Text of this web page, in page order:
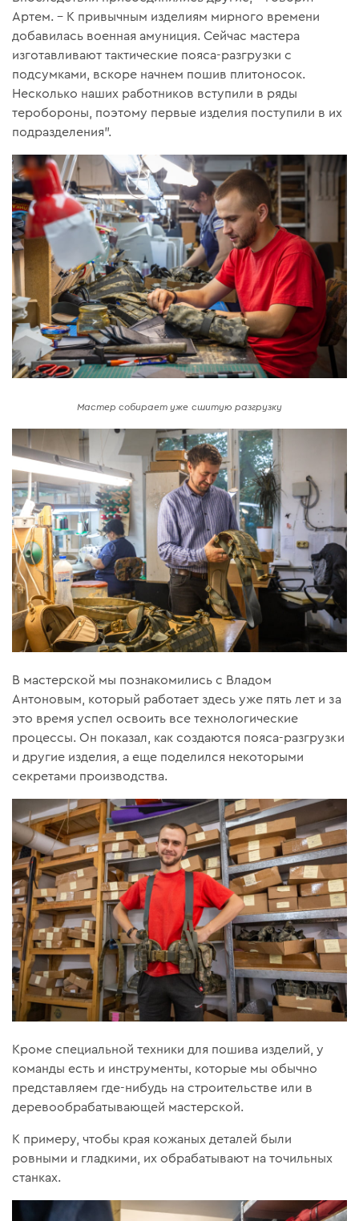
Артем. – К привычным изделиям мирного времени
добавилась военная амуниция. Сейчас мастера
изготавливают тактические пояса-разгрузки с
подсумками, вскоре начнем пошив плитоносок.
Несколько наших работников вступили в ряды
теробороны, поэтому первые изделия поступили в их
подразделения”.
Мастер собирает уже сшитую разгрузку
В мастерской мы познакомились с Владом
Антоновым, который работает здесь уже пять лет и за
это время успел освоить все технологические
процессы. Он показал, как создаются пояса-разгрузки
и другие изделия, а еще поделился некоторыми
секретами производства.
Кроме специальной техники для пошива изделий, у
команды есть и инструменты, которые мы обычно
представляем где-нибудь на строительстве или в
деревообрабатывающей мастерской.
К примеру, чтобы края кожаных деталей были
ровными и гладкими, их обрабатывают на точильных
станках.